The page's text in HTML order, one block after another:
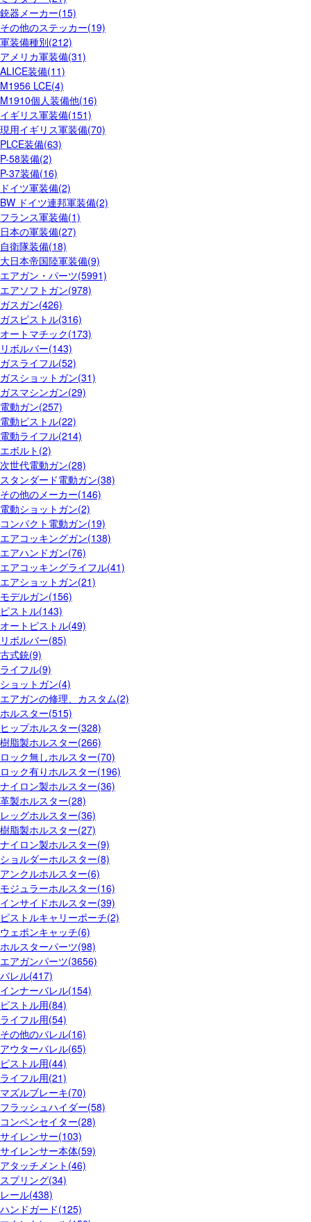
銃器メーカー(15)
その他のステッカー(19)
軍装備種別(212)
アメリカ軍装備(31)
ALICE装備(11)
M1956 LCE(4)
M1910個人装備他(16)
イギリス軍装備(151)
現用イギリス軍装備(70)
PLCE装備(63)
P-58装備(2)
P-37装備(16)
ドイツ軍装備(2)
BW ドイツ連邦軍装備(2)
フランス軍装備(1)
日本の軍装備(27)
自衛隊装備(18)
大日本帝国陸軍装備(9)
エアガン・パーツ(5991)
エアソフトガン(978)
ガスガン(426)
ガスピストル(316)
オートマチック(173)
リボルバー(143)
ガスライフル(52)
ガスショットガン(31)
ガスマシンガン(29)
電動ガン(257)
電動ピストル(22)
電動ライフル(214)
エボルト(2)
次世代電動ガン(28)
スタンダード電動ガン(38)
その他のメーカー(146)
電動ショットガン(2)
コンパクト電動ガン(19)
エアコッキングガン(138)
エアハンドガン(76)
エアコッキングライフル(41)
エアショットガン(21)
モデルガン(156)
ピストル(143)
オートピストル(49)
リボルバー(85)
古式銃(9)
ライフル(9)
ショットガン(4)
エアガンの修理、カスタム(2)
ホルスター(515)
ヒップホルスター(328)
樹脂製ホルスター(266)
ロック無しホルスター(70)
ロック有りホルスター(196)
ナイロン製ホルスター(36)
革製ホルスター(28)
レッグホルスター(36)
樹脂製ホルスター(27)
ナイロン製ホルスター(9)
ショルダーホルスター(8)
アンクルホルスター(6)
モジュラーホルスター(16)
インサイドホルスター(39)
ピストルキャリーポーチ(2)
ウェポンキャッチ(6)
ホルスターパーツ(98)
エアガンパーツ(3656)
バレル(417)
インナーバレル(154)
ピストル用(84)
ライフル用(54)
その他のバレル(16)
アウターバレル(65)
ピストル用(44)
ライフル用(21)
マズルブレーキ(70)
フラッシュハイダー(58)
コンペンセイター(28)
サイレンサー(103)
サイレンサー本体(59)
アタッチメント(46)
スプリング(34)
レール(438)
ハンドガード(125)